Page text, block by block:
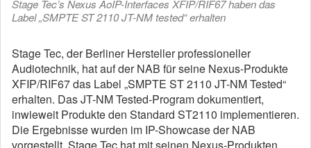
Stage Tec’s Nexus AoIP-Interfaces XFIP/RIF67 haben das
Label „SMPTE ST 2110 JT-NM tested“ erhalten
Stage Tec, der Berliner Hersteller professioneller
Audiotechnik, hat auf der NAB für seine Nexus-Produkte
XFIP/RIF67 das Label „SMPTE ST 2110 JT-NM Tested“
erhalten. Das JT-NM Tested-Program dokumentiert,
inwieweit Produkte den Standard ST2110 implementieren.
Die Ergebnisse wurden im IP-Showcase der NAB